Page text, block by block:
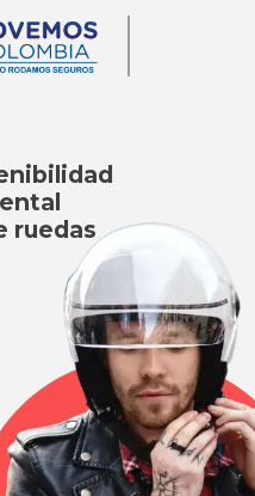
principal
ruedas